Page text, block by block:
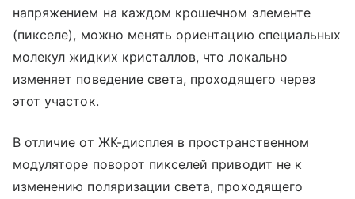
напряжением на каждом крошечном элементе
(пикселе), можно менять ориентацию специальных
молекул жидких кристаллов, что локально
изменяет поведение света, проходящего через
этот участок.
В отличие от ЖК-дисплея в пространственном
модуляторе поворот пикселей приводит не к
изменению поляризации света, проходящего